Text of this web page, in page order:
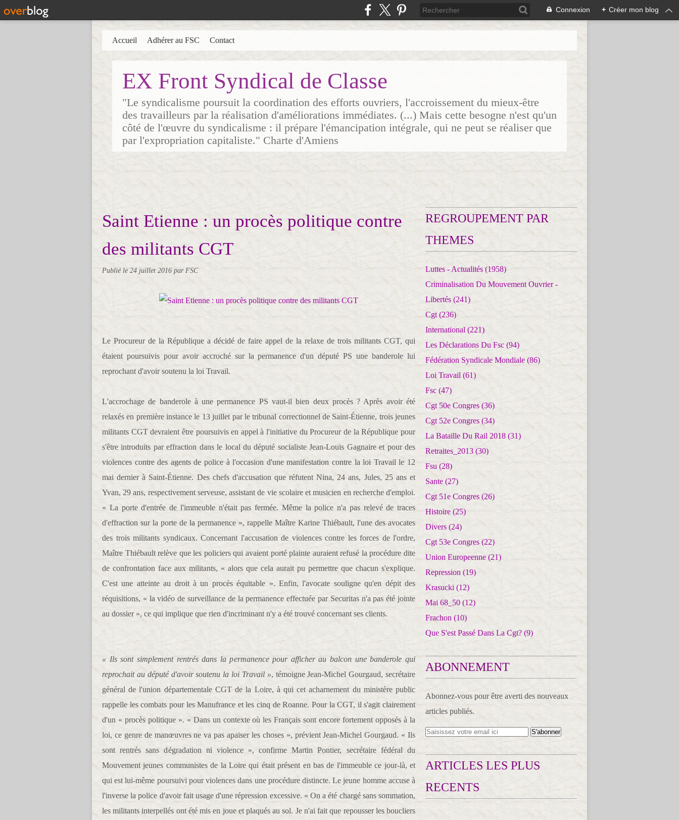
Connexion + Créer mon blog
EX Front Syndical de Classe
"Le syndicalisme poursuit la coordination des efforts ouvriers, l'accroissement du mieux-être
des travailleurs par la réalisation d'améliorations immédiates. (...) Mais cette besogne n'est qu'un
côté de l'œuvre du syndicalisme : il prépare l'émancipation intégrale, qui ne peut se réaliser que
par l'expropriation capitaliste." Charte d'Amiens
Accueil Adhérer au FSC Contact
Saint Etienne : un procès politique contre
des militants CGT
Publié le 24 juillet 2016 par FSC
Le Procureur de la République a décidé de faire appel de la relaxe de trois militants CGT, qui
étaient poursuivis pour avoir accroché sur la permanence d'un député PS une banderole lui
reprochant d'avoir soutenu la loi Travail.
L'accrochage de banderole à une permanence PS vaut-il bien deux procès ? Après avoir été
relaxés en première instance le 13 juillet par le tribunal correctionnel de Saint-Étienne, trois jeunes
militants CGT devraient être poursuivis en appel à l'initiative du Procureur de la République pour
s'être introduits par effraction dans le local du député socialiste Jean-Louis Gagnaire et pour des
violences contre des agents de police à l'occasion d'une manifestation contre la loi Travail le 12
mai dernier à Saint-Étienne. Des chefs d'accusation que réfutent Nina, 24 ans, Jules, 25 ans et
Yvan, 29 ans, respectivement serveuse, assistant de vie scolaire et musicien en recherche d'emploi.
« La porte d'entrée de l'immeuble n'était pas fermée. Même la police n'a pas relevé de traces
d'effraction sur la porte de la permanence », rappelle Maître Karine Thiébault, l'une des avocates
des trois militants syndicaux. Concernant l'accusation de violences contre les forces de l'ordre,
Maître Thiébault relève que les policiers qui avaient porté plainte auraient refusé la procédure dite
de confrontation face aux militants, « alors que cela aurait pu permettre que chacun s'explique.
C'est une atteinte au droit à un procès équitable ». Enfin, l'avocate souligne qu'en dépit des
réquisitions, « la vidéo de surveillance de la permanence effectuée par Securitas n'a pas été jointe
au dossier », ce qui implique que rien d'incriminant n'y a été trouvé concernant ses clients.
« Ils sont simplement rentrés dans la permanence pour afficher au balcon une banderole qui
reprochait au député d'avoir soutenu la loi Travail », témoigne Jean-Michel Gourgaud, secrétaire
général de l'union départementale CGT de la Loire, à qui cet acharnement du ministère public
rappelle les combats pour les Manufrance et les cinq de Roanne. Pour la CGT, il s'agit clairement
d'un « procès politique ». « Dans un contexte où les Français sont encore fortement opposés à la
loi, ce genre de manœuvres ne va pas apaiser les choses », prévient Jean-Michel Gourgaud. « Ils
sont rentrés sans dégradation ni violence », confirme Martin Pontier, secrétaire fédéral du
Mouvement jeunes communistes de la Loire qui était présent en bas de l'immeuble ce jour-là, et
qui est lui-même poursuivi pour violences dans une procédure distincte. Le jeune homme accuse à
l'inverse la police d'avoir fait usage d'une répression excessive. « On a été chargé sans sommation,
les militants interpellés ont été mis en joue et plaqués au sol. Je n'ai fait que repousser les boucliers
REGROUPEMENT PAR
THEMES
Luttes - Actualités (1958)
Criminalisation Du Mouvement Ouvrier -
Libertés (241)
Cgt (236)
International (221)
Les Déclarations Du Fsc (94)
Fédération Syndicale Mondiale (86)
Loi Travail (61)
Fsc (47)
Cgt 50e Congres (36)
Cgt 52e Congres (34)
La Bataille Du Rail 2018 (31)
Retraites_2013 (30)
Fsu (28)
Sante (27)
Cgt 51e Congres (26)
Histoire (25)
Divers (24)
Cgt 53e Congres (22)
Union Europeenne (21)
Repression (19)
Krasucki (12)
Mai 68_50 (12)
Frachon (10)
Que S'est Passé Dans La Cgt? (9)
ABONNEMENT
Abonnez-vous pour être averti des nouveaux
articles publiés.
ARTICLES LES PLUS
RECENTS